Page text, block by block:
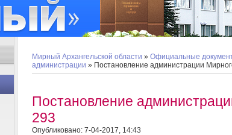
Мирный Архангельской области » Официальные
администрации » Постановление администрации
Постановление
293
Опубликовано: 7-04-2017, 14:43